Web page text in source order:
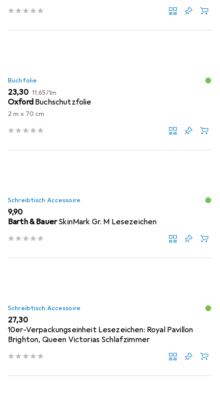
Buchfolie
EUR
23,30 EUR
11,65/1m
Oxford Buchschutzfolie
2 m x 70 cm
Schreibtisch Accessoire
EUR
9,90
Barth & BauerSkinMark Gr. M Lesezeichen
Schreibtisch Accessoire
EUR
27,30
10er-Verpackungseinheit Lesezeichen: Royal Pavillon
Brighton, Queen Victorias Schlafzimmer